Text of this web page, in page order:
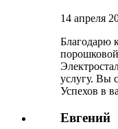
14 апреля
Благодарю
услугу. Вы
Успехов в
Евгений